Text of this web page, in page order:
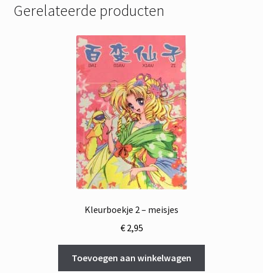
Gerelateerde producten
Kleurboekje 2 – meisjes
€2,95
Toevoegen aan winkelwagen